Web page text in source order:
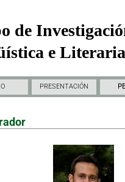
de
e
PRESENTACIÓN